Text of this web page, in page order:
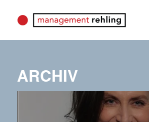
ARCHIV